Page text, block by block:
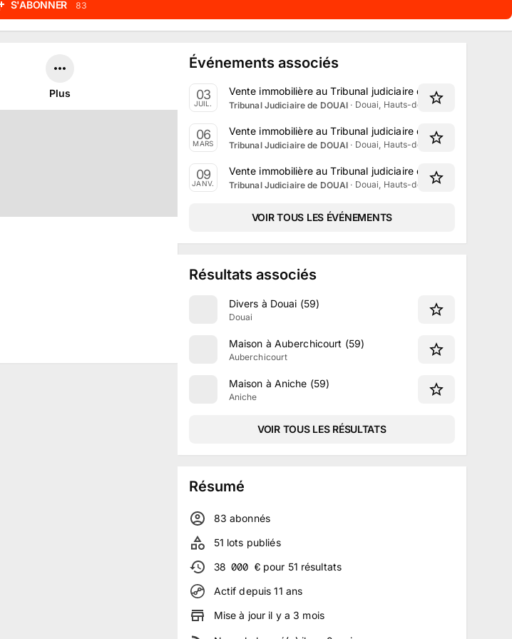
S'ABONNER 83
Plus
Événements associés
03
JUIL.
Vente immobilière au Tribunal judiciaire de Douai le 3
Tribunal Judiciaire de DOUAI · Douai, Hauts-de-France
06
MARS
Vente immobilière au Tribunal judiciaire de Douai le 6 Mars
Tribunal Judiciaire de DOUAI · Douai, Hauts-de-France
09
JANV.
Vente immobilière au Tribunal judiciaire de Douai le 9
Tribunal Judiciaire de DOUAI · Douai, Hauts-de-France
VOIR TOUS LES ÉVÉNEMENTS
Résultats associés
Divers à Douai (59)
Douai
Maison à Auberchicourt (59)
Auberchicourt
Maison à Aniche (59)
Aniche
VOIR TOUS LES RÉSULTATS
Résumé
83 abonnés
51 lots publiés
38 000 €pour 51 résultats
Actif depuis11 ans
Mise à jour il y a 3 mois